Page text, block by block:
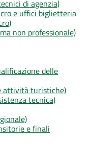
di agenzia)
e uffici biglietteria
non professionale)
delle
attività turistiche)
tecnica)
e finali